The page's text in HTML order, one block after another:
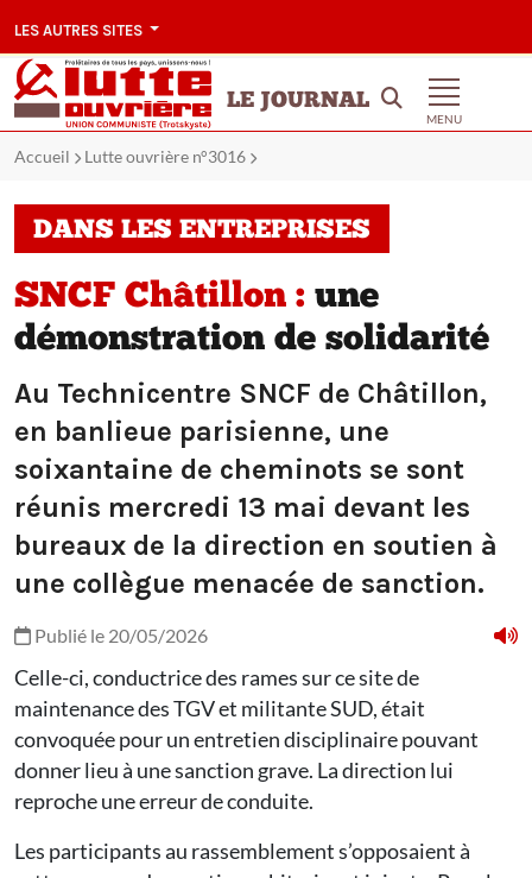
LES AUTRES SITES
LE JOURNAL
MENU
Accueil Lutte ouvrière n°3016
DANS LES ENTREPRISES
SNCF Châtillon : une
démonstration de solidarité
Au Technicentre SNCF de Châtillon,
en banlieue parisienne, une
soixantaine de cheminots se sont
réunis mercredi 13 mai devant les
bureaux de la direction en soutien à
une collègue menacée de sanction.
Publié le 20/05/2026
Celle-ci, conductrice des rames sur ce site de
maintenance des TGV et militante SUD, était
convoquée pour un entretien disciplinaire pouvant
donner lieu à une sanction grave. La direction lui
reproche une erreur de conduite.
Les participants au rassemblement s’opposaient à